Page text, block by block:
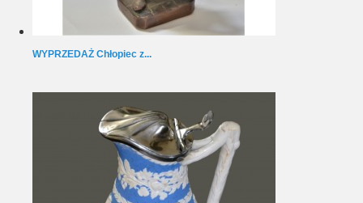
WYPRZEDAŻ Chłopiec z...